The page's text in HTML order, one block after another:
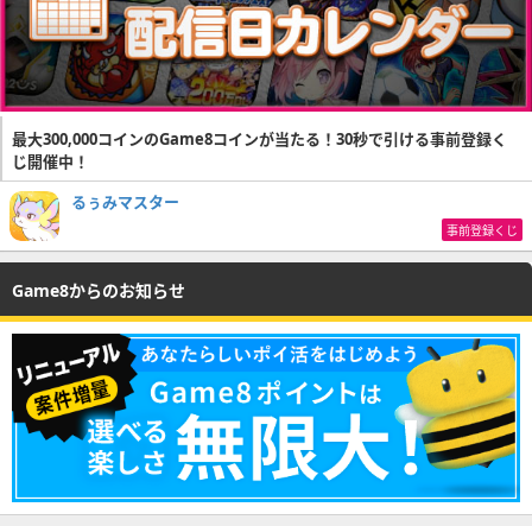
最大300,000コインのGame8コインが当たる！30秒で引ける事前登録く
じ開催中！
るぅみマスター
事前登録くじ
Game8からのお知らせ